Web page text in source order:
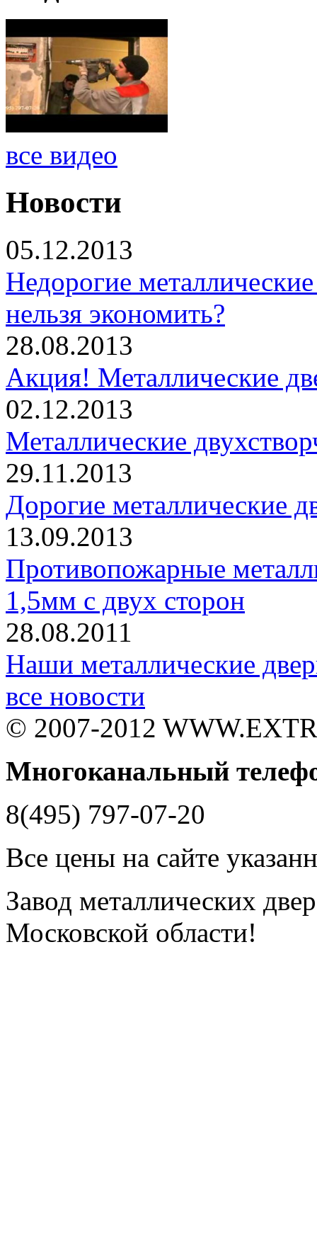
все видео
Новости
05.12.2013
Недорогие
нельзя экономить?
28.08.2013
Акция! Металлические
02.12.2013
Металлические
29.11.2013
Дорогие металлические
13.09.2013
Противопожарные
1,5мм с двух сторон
28.08.2011
Наши металлические
все новости
© 2007-2012
Многоканальный
8(495) 797-07-20
Все цены на сайте
Завод металлических
Московской области!